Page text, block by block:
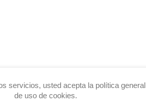
2 y Hub híbrido
servicios, usted acepta la política general
de uso de cookies.